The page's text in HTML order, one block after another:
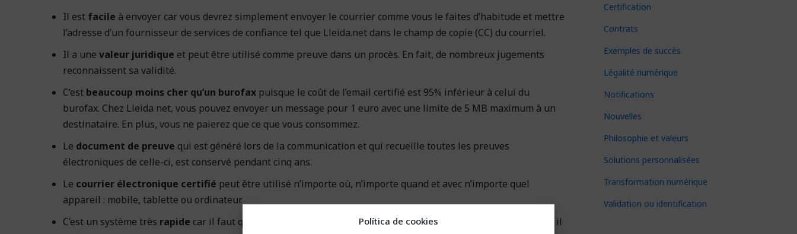
Política de cookies
Il est facile à envoyer car vous devrez simplement envoyer le courrier comme vous le faites d’habitude et mettre
l’adresse d’un fournisseur de services de confiance tel que Lleida.net dans le champ de copie (CC) du courriel.
Il a une valeur juridique et peut être utilisé comme preuve dans un procès. En fait, de nombreux jugements
reconnaissent sa validité.
C’est beaucoup moins cher qu’un burofaxpuisque le coût de l’email certifié est 95% inférieur à celui du
burofax. Chez Lleida net, vous pouvez envoyer un message pour 1 euro avec une limite de 5 MB maximum à un
destinataire. En plus, vous ne paierez que ce que vous consommez.
Le document de preuve qui est généré lors de la communication et qui recueille toutes les preuves
électroniques de celle-ci, est conservé pendant cinq ans.
Le courrier électronique certifié peut être utilisé n’importe où, n’importe quand et avec n’importe quel
appareil : mobile, tablette ou ordinateur.
C’est un système très rapide car il faut quelques secondes pour envoyer le courrier et, comme nous l’avons dit, il
Certification
Contrats
Exemples de succès
Légalité numérique
Notifications
Nouvelles
Philosophie et valeurs
Solutions personnalisées
Transformation numérique
Validation ou identification